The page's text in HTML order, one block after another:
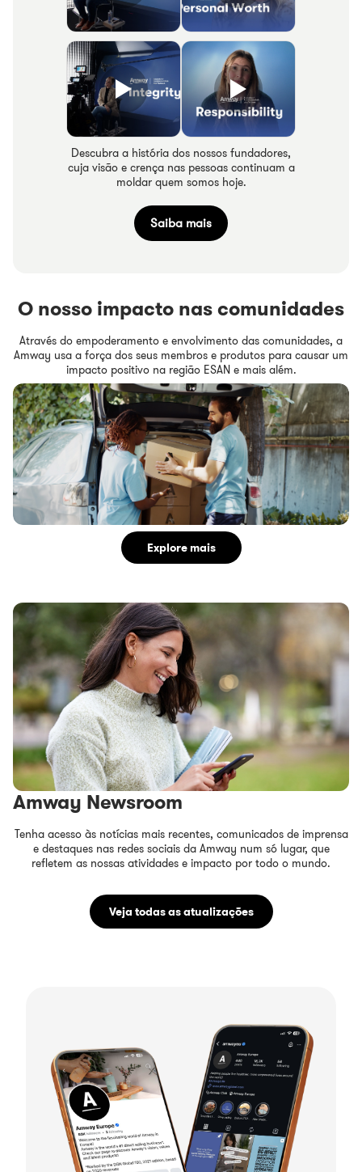
Descubra a história dos nossos fundadores,
cuja visão e crença nas pessoas continuam a
moldar quem somos hoje.
Saiba mais
O nosso impacto nas comunidades
Através do empoderamento e envolvimento das comunidades, a
Amway usa a força dos seus membros e produtos para causar um
impacto positivo na região ESAN e mais além.
Explore mais
Amway Newsroom
Tenha acesso às notícias mais recentes, comunicados de imprensa
e destaques nas redes sociais da Amway num só lugar, que
refletem as nossas atividades e impacto por todo o mundo.
Veja todas as atualizações